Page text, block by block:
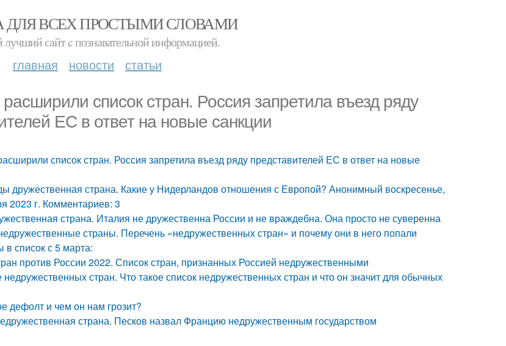
ДЛЯ ВСЕХ ПРОСТЫМИ СЛОВАМИ
лучший сайт c познавательной информацией.
главная новости статьи
список стран. Россия запретила въезд ряду
ЕС в ответ на новые санкции
список стран. Россия запретила въезд ряду представителей ЕС в ответ на новые
дружественная страна. Какие у Нидерландов отношения с Европой? Анонимный воскресенье,
2023 г. Комментариев: 3
страна. Италия не дружественна России и не враждебна. Она просто не суверенна
страны. Перечень «недружественных стран» и почему они в него попали
в список с 5 марта:
против России 2022. Список стран, признанных Россией недружественными
стран. Что такое список недружественных стран и что он значит для обычных
дефолт и чем он нам грозит?
страна. Песков назвал Францию недружественным государством